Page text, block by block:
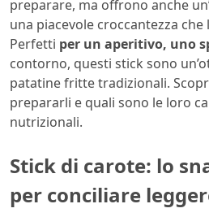
preparare, ma offrono anche
una piacevole croccantezza
Perfetti per un aperitivo, uno
contorno, questi stick sono
patatine fritte tradizionali.
prepararli e quali sono le loro
nutrizionali.
Stick di carote: lo
per conciliare